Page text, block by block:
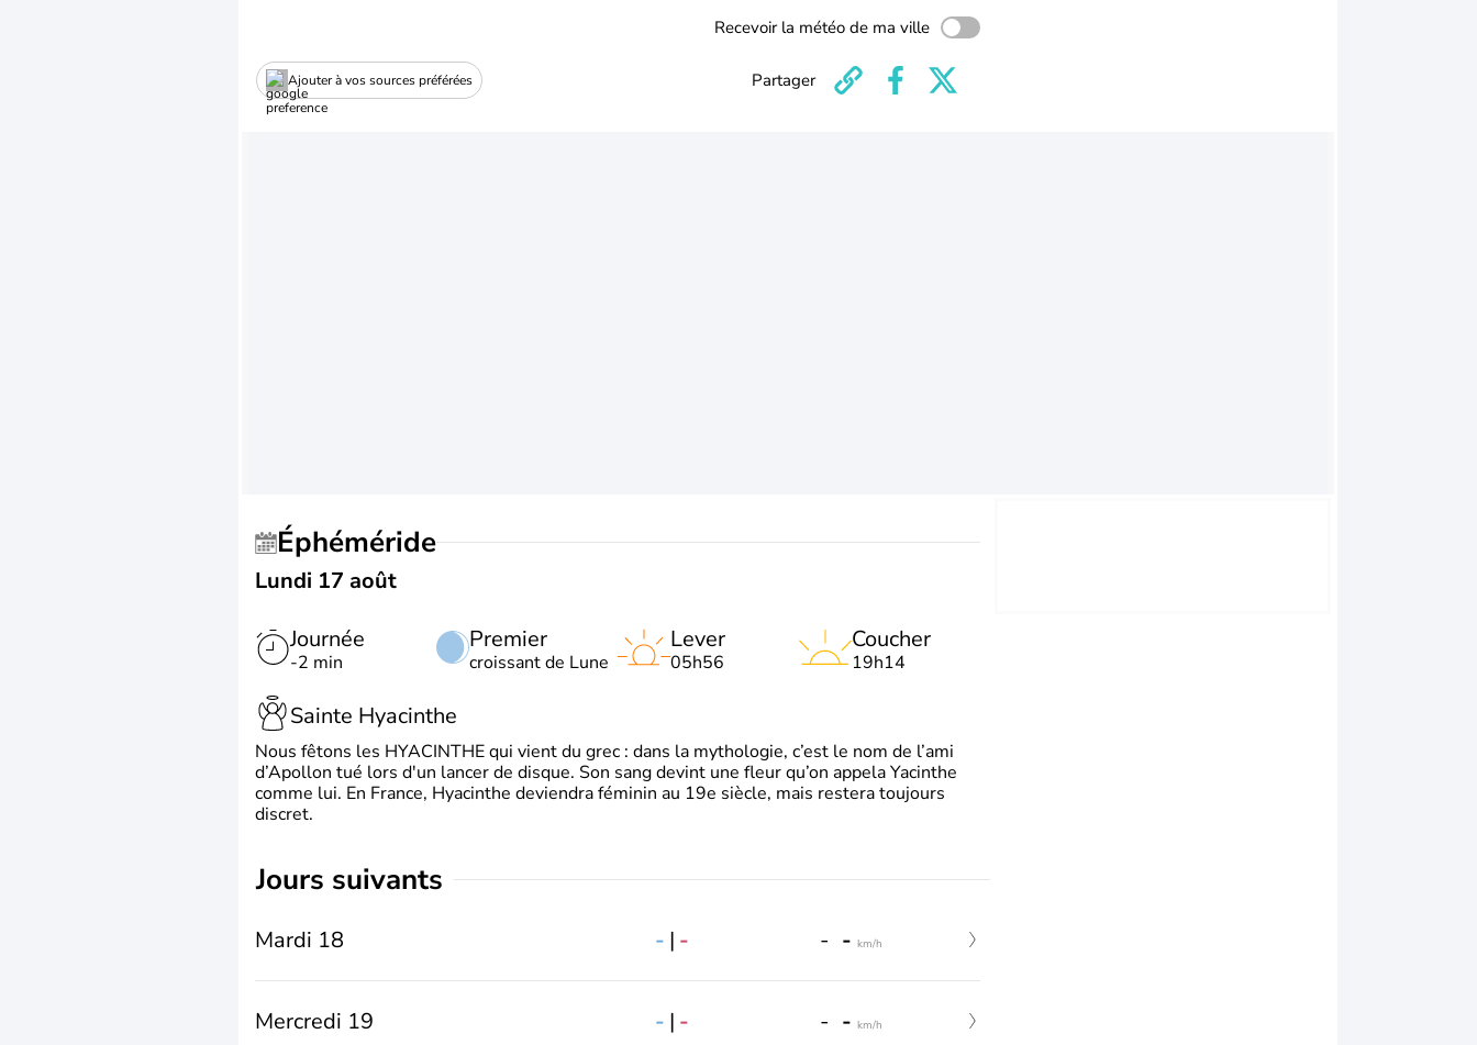
Recevoir la météo de ma ville
Ajouter à vos sources préférées Partager
Éphéméride
Lundi 17 août
Journée
-2 min
Premier
croissant de Lune
Lever
05h56
Coucher
19h14
Sainte Hyacinthe
Nous fêtons les HYACINTHE qui vient du grec : dans la mythologie, c’est le nom de l’ami
d’Apollon tué lors d'un lancer de disque. Son sang devint une fleur qu’on appela Yacinthe
comme lui. En France, Hyacinthe deviendra féminin au 19e siècle, mais restera toujours
discret.
jours suivants
Mardi 18 - | - - - km/h
Mercredi 19 - | - - - km/h